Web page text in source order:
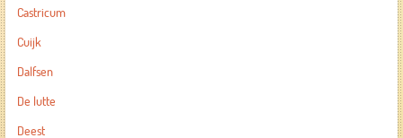
Castricum
Cuijk
Dalfsen
De lutte
Deest